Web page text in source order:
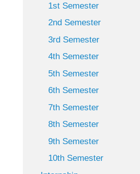
1st Semester
2nd Semester
3rd Semester
4th Semester
5th Semester
6th Semester
7th Semester
8th Semester
9th Semester
10th Semester